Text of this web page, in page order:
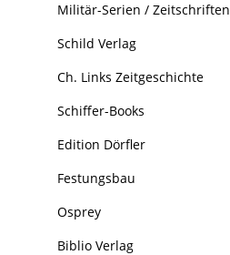
Militär-Serien / Zeitschriften
Schild Verlag
Ch. Links Zeitgeschichte
Schiffer-Books
Edition Dörfler
Festungsbau
Osprey
Biblio Verlag